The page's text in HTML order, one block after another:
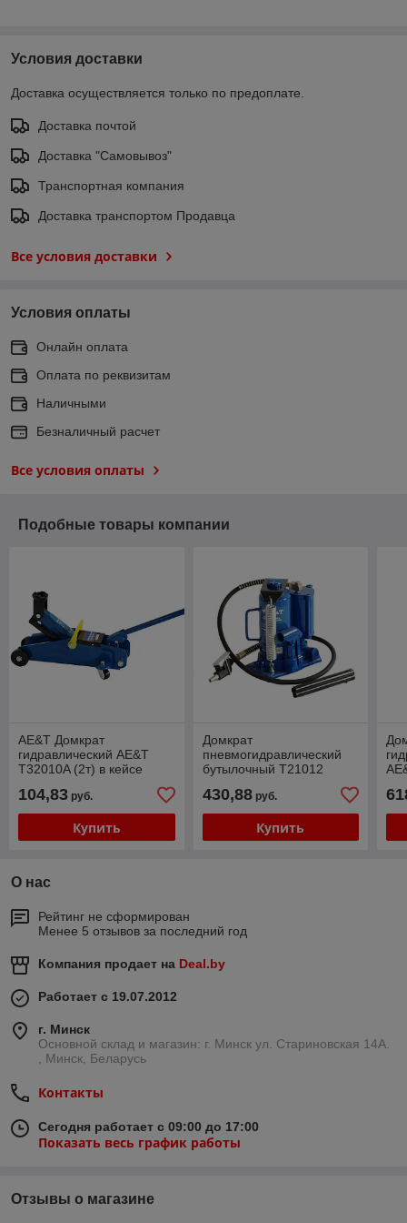
Условия доставки
Доставка осуществляется только по предоплате.
Доставка почтой
Доставка "Самовывоз"
Транспортная компания
Доставка транспортом Продавца
Все условия доставки
Условия оплаты
Онлайн оплата
Оплата по реквизитам
Наличными
Безналичный расчет
Все условия оплаты
Подобные товары компании
AE&T Домкрат
гидравлический AE&T
T32010A (2т) в кейсе
104,83 руб.
Купить
Домкрат
пневмогидравлический
бутылочный Т21012
430,88руб.
Купить
О нас
Рейтинг не сформирован
Менее 5 отзывов за последний год
Компания продает на Deal.by
Работает с 19.07.2012
г. Минск
Основной склад и магазин: г. Минск ул. Стариновская 14А.
, Минск, Беларусь
Контакты
Сегодня работает с 09:00 до 17:00
Показать весь график работы
Отзывы о магазине